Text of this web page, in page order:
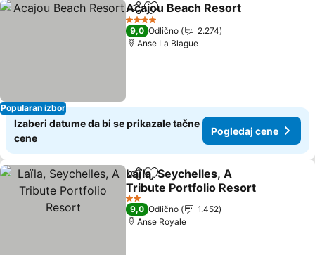
Popularan izbor
Deli Dodati u favorite
Acajou Beach Resort
4 Zvezdice
9,0 Odlično
2.274
Anse La Blague
Izaberi datume da bi se prikazale tačne
cene
Pogledaj cene
Deli Dodati u favorite
Laïla, Seychelles, A
Tribute Portfolio Resort
2 Zvezdice
9,0 Odlično
1.452
Anse Royale